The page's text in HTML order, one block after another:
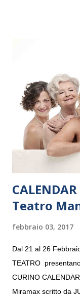
“Settembre
consecutivo. Il
giovani artisti della
volta. L’orchestra,
da un prestigioso
Teatro
febbraio 03, 2017
Dal 21 al 26
TEATRO
CURINO
Miramax scritto da